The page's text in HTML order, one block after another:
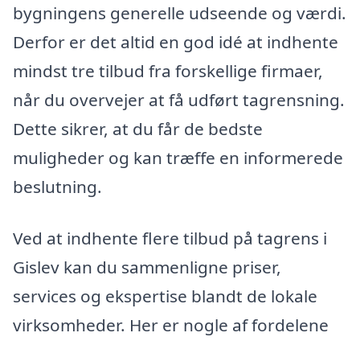
bygningens generelle udseende og værdi.
Derfor er det altid en god idé at indhente
mindst tre tilbud fra forskellige firmaer,
når du overvejer at få udført tagrensning.
Dette sikrer, at du får de bedste
muligheder og kan træffe en informerede
beslutning.
Ved at indhente flere tilbud på tagrens i
Gislev kan du sammenligne priser,
services og ekspertise blandt de lokale
virksomheder. Her er nogle af fordelene